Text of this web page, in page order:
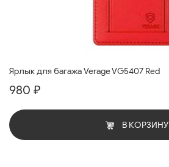
Ярлык для багажа Verage VG5407 Red
980 ₽
В КОРЗИНУ